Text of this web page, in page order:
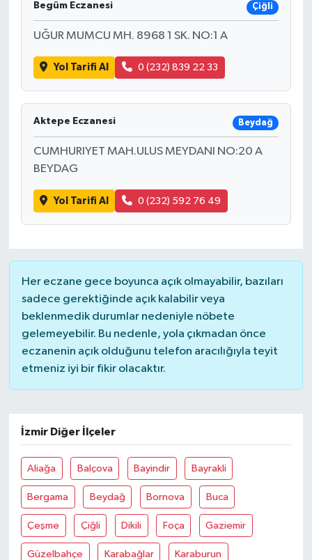
Begüm Eczanesi Çiğli
UĞUR MUMCU MH. 8968 1 SK. NO:1 A
Yol Tarifi Al 0 (232) 839 22 33
Aktepe Eczanesi Beydağ
CUMHURIYET MAH.ULUS MEYDANI NO:20 A
BEYDAG
Yol Tarifi Al 0 (232) 592 76 49
Her eczane gece boyunca açık olmayabilir, bazıları
sadece gerektiğinde açık kalabilir veya
beklenmedik durumlar nedeniyle nöbete
gelemeyebilir. Bu nedenle, yola çıkmadan önce
eczanenin açık olduğunu telefon aracılığıyla teyit
etmeniz iyi bir fikir olacaktır.
İzmir Diğer İlçeler
Aliağa Balçova Bayindir Bayrakli
Bergama Beydağ Bornova Buca
Çeşme Çiğli Dikili Foça Gaziemir
Güzelbahçe Karabağlar Karaburun